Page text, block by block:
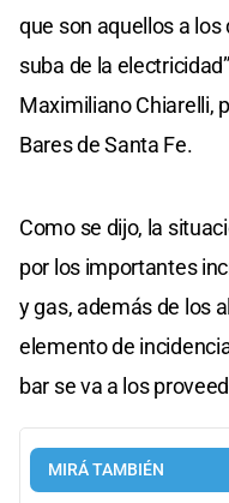
que son aquellos a
suba de la
Maximiliano Chiarelli,
Bares de Santa Fe.
Como se dijo, la
por los importantes
y gas, además de los
elemento de
bar se va a los
MIRÁ TAMBIÉN